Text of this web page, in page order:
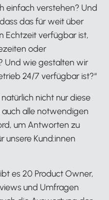
einfach verstehen? Und
das für weit über
Echtzeit verfügbar ist,
oder
Und wie gestalten wir
24/7 verfügbar ist?“
nicht nur diese
alle notwendigen
um Antworten zu
unsere Kund:innen
es 20 Product Owner,
und Umfragen